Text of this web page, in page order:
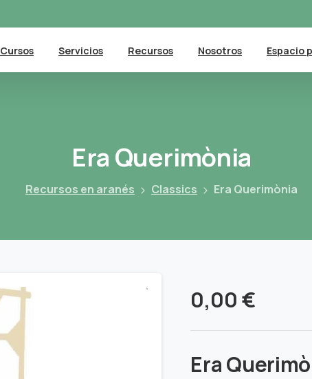
Cursos Servicios Recursos Nosotros Espacio
Era Querimònia
Recursos en aranés Classics Era Querimònia
0,00€
Era